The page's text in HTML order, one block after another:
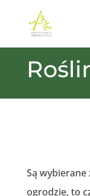
Są wybierane
ogrodzie, to